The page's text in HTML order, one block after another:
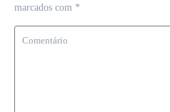
marcados com *